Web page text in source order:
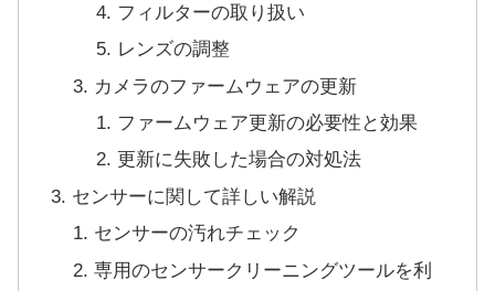
フィルターの取り扱い
レンズの調整
カメラのファームウェアの更新
ファームウェア更新の必要性と効果
更新に失敗した場合の対処法
センサーに関して詳しい解説
センサーの汚れチェック
専用のセンサークリーニングツールを利